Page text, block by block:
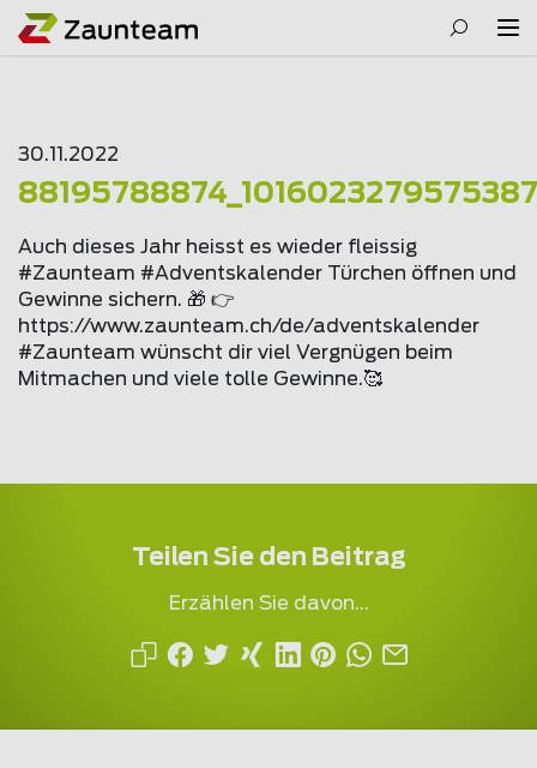
30.11.2022
Auch dieses Jahr heisst es wieder fleissig
#Zaunteam #Adventskalender Türchen öffnen und
Gewinne sichern. 🎁 👉
https://www.zaunteam.ch/de/adventskalender
#Zaunteam wünscht dir viel Vergnügen beim
Mitmachen und viele tolle Gewinne.🥰
Teilen Sie den Beitrag
Erzählen Sie davon...